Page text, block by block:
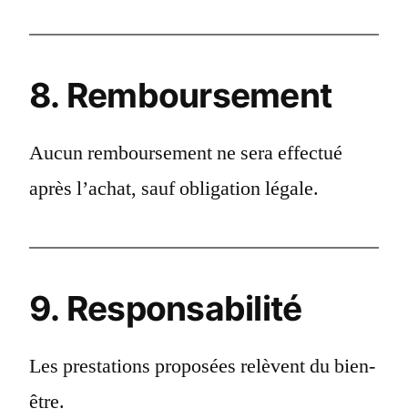
8. Remboursement
Aucun remboursement ne sera effectué
après l’achat, sauf obligation légale.
9. Responsabilité
Les prestations proposées relèvent du bien-
être.